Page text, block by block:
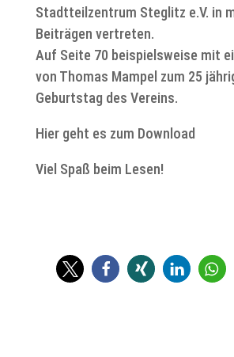
Stadtteilzentrum Steglitz e.V. in
Beiträgen vertreten.
Auf Seite 70 beispielsweise mit
von Thomas Mampel zum 25
Geburtstag des Vereins.
Hier geht es zum Download
Viel Spaß beim Lesen!